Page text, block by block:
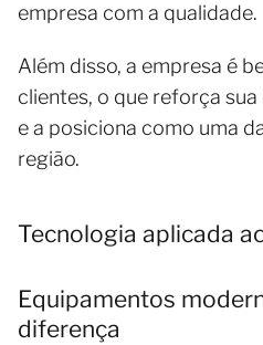
empresa com a qualidade.
Além disso, a empresa é
clientes, o que reforça
e a posiciona como uma
região.
Tecnologia aplicada
Equipamentos
diferença